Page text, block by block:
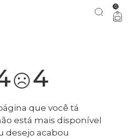
comemorar com a gente aproveita! 0
4
que você tá
está mais disponível
desejo acabou